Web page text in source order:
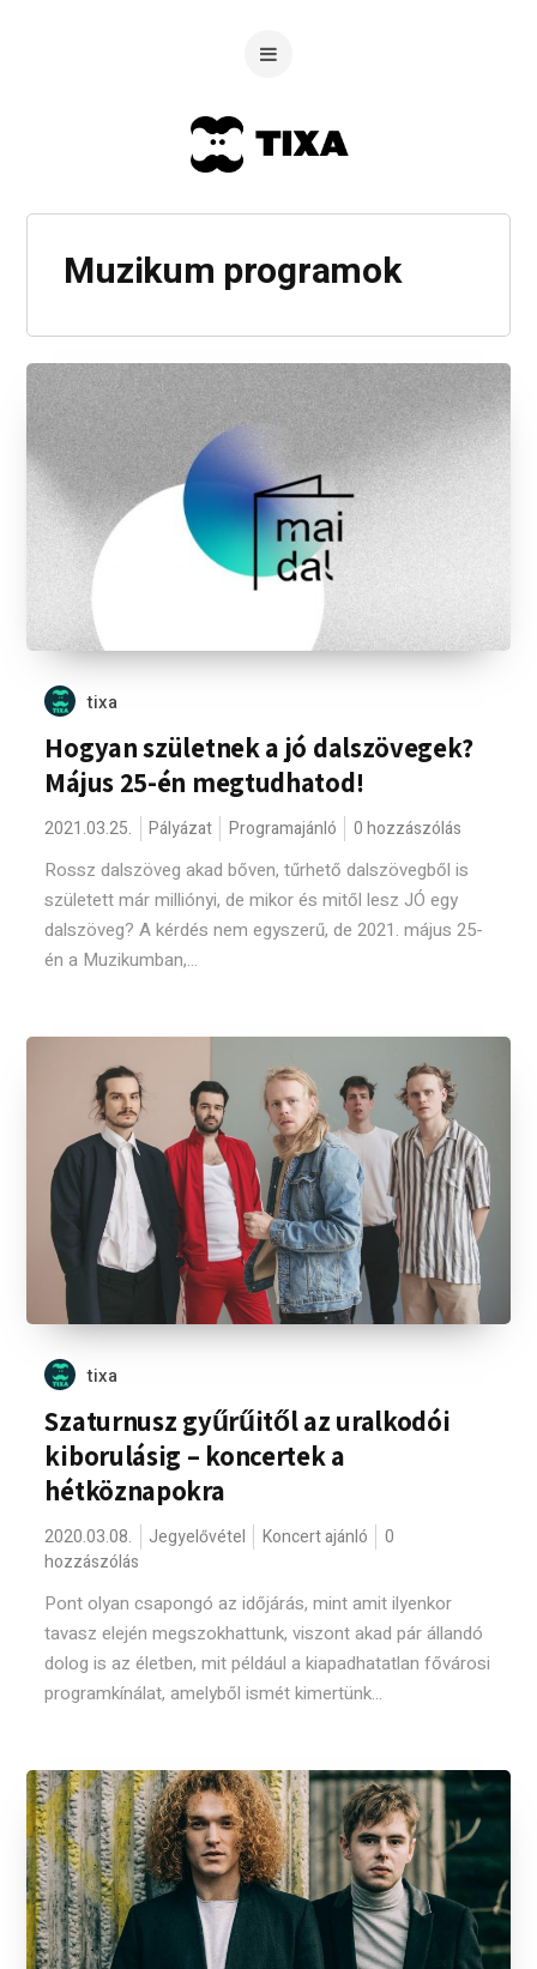
Muzikum programok
tixa
Hogyan születnek a jó dalszövegek?
Május 25-én megtudhatod!
2021.03.25. Pályázat Programajánló 0 hozzászólás
Rossz dalszöveg akad bőven, tűrhető dalszövegből is
született már milliónyi, de mikor és mitől lesz JÓ egy
dalszöveg? A kérdés nem egyszerű, de 2021. május 25-
én a Muzikumban,...
tixa
Szaturnusz gyűrűitől az uralkodói
kiborulásig – koncertek a
hétköznapokra
2020.03.08. Jegyelővétel Koncert ajánló
0
hozzászólás
Pont olyan csapongó az időjárás, mint amit ilyenkor
tavasz elején megszokhattunk, viszont akad pár állandó
dolog is az életben, mit például a kiapadhatatlan fővárosi
programkínálat, amelyből ismét kimertünk...